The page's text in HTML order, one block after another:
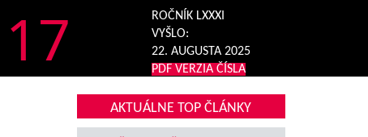
17
ROČNÍK LXXXI
VYŠLO:
22. AUGUSTA 2025
PDF VERZIA ČÍSLA
AKTUÁLNE TOP ČLÁNKY